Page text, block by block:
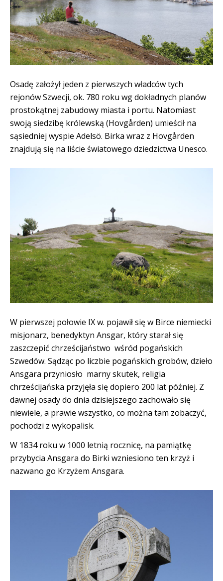
Osadę założył jeden z pierwszych władców tych
rejonów Szwecji, ok. 780 roku wg dokładnych planów
prostokątnej zabudowy miasta i portu. Natomiast
swoją siedzibę królewską (Hovgården) umieścił na
sąsiedniej wyspie Adelsö. Birka wraz z Hovgården
znajdują się na liście światowego dziedzictwa Unesco.
W pierwszej połowie IX w. pojawił się w Birce niemiecki
misjonarz, benedyktyn Ansgar, który starał się
zaszczepić chrześcijaństwo wśród pogańskich
Szwedów. Sądząc po liczbie pogańskich grobów, dzieło
Ansgara przyniosło marny skutek, religia
chrześcijańska przyjęła się dopiero 200 lat później. Z
dawnej osady do dnia dzisiejszego zachowało się
niewiele, a prawie wszystko, co można tam zobaczyć,
pochodzi z wykopalisk.
W 1834 roku w 1000 letnią rocznicę, na pamiątkę
przybycia Ansgara do Birki wzniesiono ten krzyż i
nazwano go Krzyżem Ansgara.